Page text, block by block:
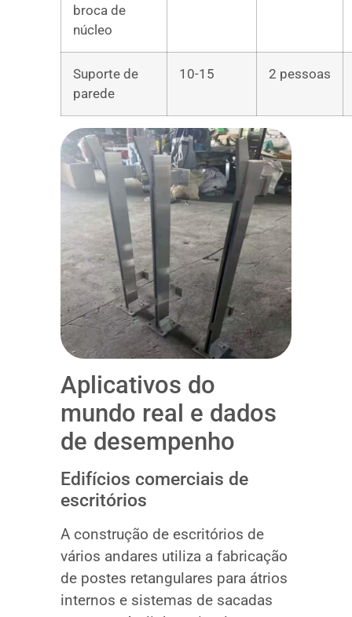
broca de
núcleo
Suporte de
parede
10-15 2 pessoas
Aplicativos do
mundo real e dados
de desempenho
Edifícios comerciais de
escritórios
A construção de escritórios de
vários andares utiliza a fabricação
de postes retangulares para átrios
internos e sistemas de sacadas